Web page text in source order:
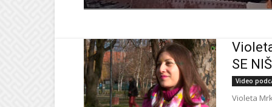
SE
Video
Violeta